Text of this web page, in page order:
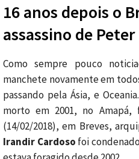
16 anos depois o
assassino de
Como sempre pouco
manchete novamente em
passando pela Ásia, e
morto em 2001, no
(14/02/2018), em Breves,
Irandir Cardoso foi